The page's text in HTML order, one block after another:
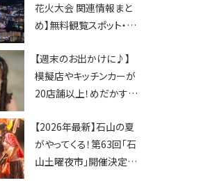
花火大会 関連情報まと
め】無料観覧スポット・同
ップ・交通規制に近隣施
設の駐車場情報なども
要チェック★
【週末のお出かけに♪】
模擬店やキッチンカーが
20店舗以上！めだかすく
ソングライターによるライ
ブなど。【和邇ふれあい夏
祭り】
【2026年最新】石山の夏
がやってくる！第63回「石
山土曜夜市」開催決定！